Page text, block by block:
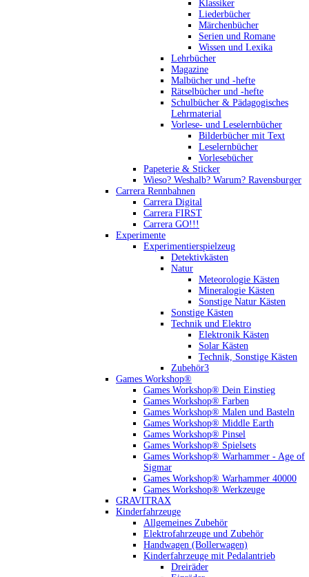
Klassiker
Liederbücher
Märchenbücher
Serien und Romane
Wissen und Lexika
Lehrbücher
Magazine
Malbücher und -hefte
Rätselbücher und -hefte
Schulbücher & Pädagogisches
Lehrmaterial
Vorlese- und Leselernbücher
Bilderbücher mit Text
Leselernbücher
Vorlesebücher
Papeterie & Sticker
Wieso? Weshalb? Warum? Ravensburger
Carrera Rennbahnen
Carrera Digital
Carrera FIRST
Carrera GO!!!
Experimente
Experimentierspielzeug
Detektivkästen
Natur
Meteorologie Kästen
Mineralogie Kästen
Sonstige Natur Kästen
Sonstige Kästen
Technik und Elektro
Elektronik Kästen
Solar Kästen
Technik, Sonstige Kästen
Zubehör3
Games Workshop®
Games Workshop® Dein Einstieg
Games Workshop® Farben
Games Workshop® Malen und Basteln
Games Workshop® Middle Earth
Games Workshop® Pinsel
Games Workshop® Spielsets
Games Workshop® Warhammer - Age of
Sigmar
Games Workshop® Warhammer 40000
Games Workshop® Werkzeuge
GRAVITRAX
Kinderfahrzeuge
Allgemeines Zubehör
Elektrofahrzeuge und Zubehör
Handwagen (Bollerwagen)
Kinderfahrzeuge mit Pedalantrieb
Dreiräder